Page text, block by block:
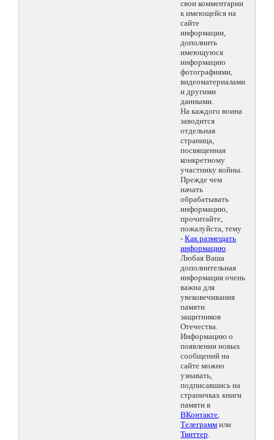
свои комментарии
к имеющейся на
сайте
информации,
дополнить
имеющуюся
информацию
фотографиями,
видеоматериалами
и другими
данными.
На каждого воина
заводится
отдельная
страница,
посвященная
конкретному
участнику войны.
Прежде чем
начать
обрабатывать
информацию,
прочитайте,
пожалуйста, тему
- Как размещать
информацию.
Любая Ваша
дополнительная
информация очень
важна для
увековечивания
памяти
защитников
Отечества.
Информацию о
появлении новых
сообщений на
сайте можно
узнавать,
подписавшись на
страничках книги
памяти в
ВКонтакте,
Телеграмм или
Твиттер.